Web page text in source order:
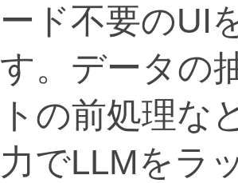
ード不要のUI
す。データの
トの前処理な
力でLLMをラ